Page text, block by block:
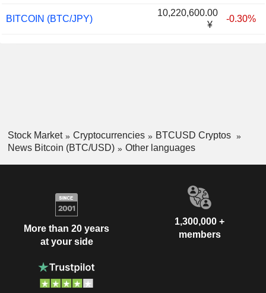
BITCOIN (BTC/JPY)
10,220,600.00
¥
-0.30%
Stock Market Cryptocurrencies
BTCUSD Cryptos
News Bitcoin (BTC/USD)
Other languages
More than 20 years
at your side
1,300,000 +
members